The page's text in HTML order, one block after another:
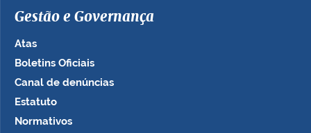
Gestão e Governança
Atas
Boletins Oficiais
Canal de denúncias
Estatuto
Normativos